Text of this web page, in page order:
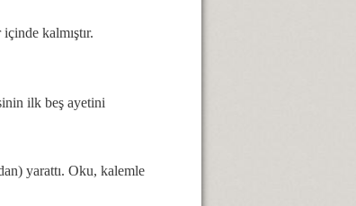
kalmıştır.
ilk beş ayetini
yarattı. Oku, kalemle